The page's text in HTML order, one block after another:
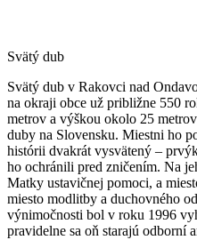
Svätý dub
Svätý dub v Rakovci nad
na okraji obce už približne 550
metrov a výškou okolo 25
duby na Slovensku. Miestni ho
histórii dvakrát vysvätený –
ho ochránili pred zničením. Na
Matky ustavičnej pomoci, a
miesto modlitby a duchovného
výnimočnosti bol v roku 1996
pravidelne sa oň starajú odborní